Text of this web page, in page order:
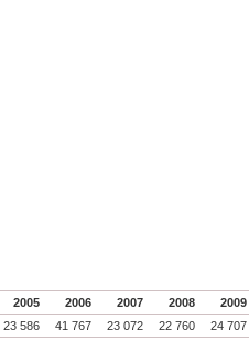
2005 2006 2007 2008 2009
23 586 41 767 23 072 22 760 24 707